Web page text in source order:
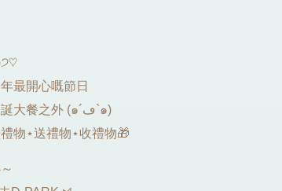
最開心嘅節日
除咗有得食聖誕大餐之外 (๑´ڡ`๑)
物⋆送禮物⋆收禮物🎁